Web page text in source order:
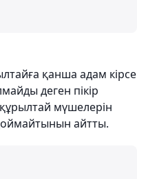
қанша адам кірсе
деген пікір
мүшелерін
айтты.